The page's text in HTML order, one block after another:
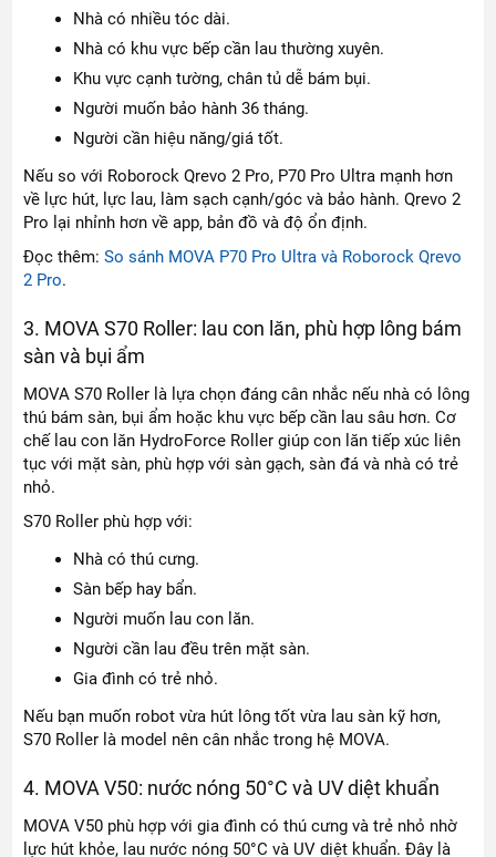
Nhà có nhiều tóc dài.
Nhà có khu vực bếp cần lau thường xuyên.
Khu vực cạnh tường, chân tủ dễ bám bụi.
Người muốn bảo hành 36 tháng.
Người cần hiệu năng/giá tốt.
Nếu so với Roborock Qrevo 2 Pro, P70 Pro Ultra mạnh hơn
về lực hút, lực lau, làm sạch cạnh/góc và bảo hành. Qrevo 2
Pro lại nhỉnh hơn về app, bản đồ và độ ổn định.
Đọc thêm:So sánh MOVA P70 Pro Ultra và Roborock Qrevo
2 Pro.
3. MOVA S70 Roller: lau con lăn, phù hợp lông bám
sàn và bụi ẩm
MOVA S70 Roller là lựa chọn đáng cân nhắc nếu nhà có lông
thú bám sàn, bụi ẩm hoặc khu vực bếp cần lau sâu hơn. Cơ
chế lau con lăn HydroForce Roller giúp con lăn tiếp xúc liên
tục với mặt sàn, phù hợp với sàn gạch, sàn đá và nhà có trẻ
nhỏ.
S70 Roller phù hợp với:
Nhà có thú cưng.
Sàn bếp hay bẩn.
Người muốn lau con lăn.
Người cần lau đều trên mặt sàn.
Gia đình có trẻ nhỏ.
Nếu bạn muốn robot vừa hút lông tốt vừa lau sàn kỹ hơn,
S70 Roller là model nên cân nhắc trong hệ MOVA.
4. MOVA V50: nước nóng 50°C và UV diệt khuẩn
MOVA V50 phù hợp với gia đình có thú cưng và trẻ nhỏ nhờ
lực hút khỏe, lau nước nóng 50°C và UV diệt khuẩn. Đây là